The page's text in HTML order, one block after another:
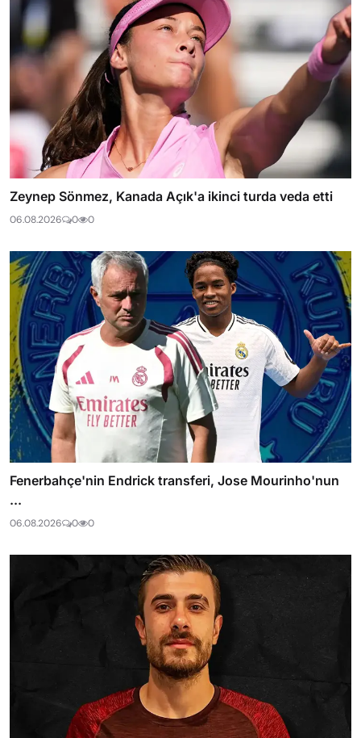
Zeynep Sönmez, Kanada Açık'a ikinci turda veda etti
06.08.2026 0 0
Fenerbahçe'nin Endrick transferi, Jose Mourinho'nun
...
06.08.2026 0 0